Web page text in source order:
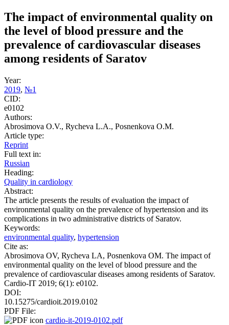
The impact of environmental quality on
the level of blood pressure and the
prevalence of cardiovascular diseases
among residents of Saratov
Year:
2019, №1
CID:
e0102
Authors:
Abrosimova O.V., Rycheva L.A., Posnenkova O.M.
Article type:
Reprint
Full text in:
Russian
Heading:
Quality in cardiology
Abstract:
The article presents the results of evaluation the impact of
environmental quality on the prevalence of hypertension and its
complications in two administrative districts of Saratov.
Keywords:
environmental quality, hypertension
Cite as:
Abrosimova OV, Rycheva LA, Posnenkova OM. The impact of
environmental quality on the level of blood pressure and the
prevalence of cardiovascular diseases among residents of Saratov.
Cardio-IT 2019; 6(1): e0102.
DOI:
10.15275/cardioit.2019.0102
PDF File:
cardio-it-2019-0102.pdf